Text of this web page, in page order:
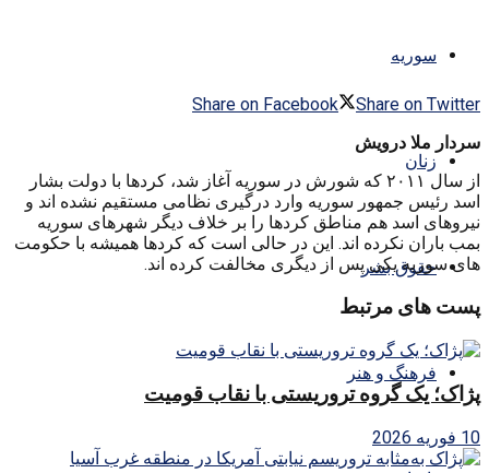
سوریه
زنان
حقوق بشر
فرهنگ و هنر
Share on Facebook
Share on Twitter
سردار ملا درویش
از سال ۲۰۱۱ که شورش در سوریه آغاز شد، کردها با دولت بشار
اسد رئیس جمهور سوریه وارد درگیری نظامی مستقیم نشده اند و
نیروهای اسد هم مناطق کردها را بر خلاف دیگر شهرهای سوریه
بمب باران نکرده اند. این در حالی است که کردها همیشه با حکومت
های سوریه یکی پس از دیگری مخالفت کرده اند.
پست های مرتبط
پژاک؛ یک گروه تروریستی با نقاب قومیت
10 فوریه 2026